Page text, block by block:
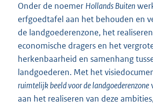
Onder de noemer Hollands Buiten
erfgoedtafel aan het behouden en
de landgoederenzone, het
economische dragers en het
herkenbaarheid en samenhang
landgoederen. Met het
ruimtelijk beeld voor de landgoederenzone
aan het realiseren van deze